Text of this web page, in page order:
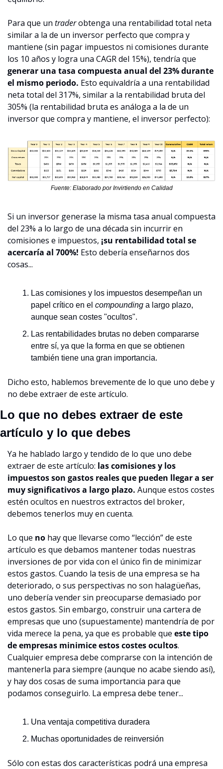
Para que un trader obtenga una rentabilidad total neta
similar a la de un inversor perfecto que compra y
mantiene (sin pagar impuestos ni comisiones durante
generar una tasa compuesta anual del 23% durante
el mismo periodo. Esto equivaldría a una rentabilidad
neta total del 317%, similar a la rentabilidad bruta del
305% (la rentabilidad bruta es análoga a la de un
inversor que compra y mantiene, el inversor perfecto):
Fuente: Elaborado por Invirtiendo en Calidad
Si un inversor generase la misma tasa anual compuesta
del 23% a lo largo de una década sin incurrir en
comisiones e impuestos, ¡su rentabilidad total se
acercaría al 700%! Esto debería enseñarnos dos
cosas...
Las comisiones y los impuestos desempeñan un
papel crítico en el compounding a largo plazo,
aunque sean costes "ocultos".
Las rentabilidades brutas no deben compararse
entre sí, ya que la forma en que se obtienen
también tiene una gran importancia.
Dicho esto, hablemos brevemente de lo que uno debe y
no debe extraer de este artículo.
Lo que no debes extraer de este
artículo y lo que debes
Ya he hablado largo y tendido de lo que uno debe
extraer de este artículo: las comisiones y los
impuestos son gastos reales que pueden llegar a ser
muy significativos a largo plazo. Aunque estos costes
estén ocultos en nuestros extractos del broker,
debemos tenerlos muy en cuenta.
Lo que no hay que llevarse como “lección” de este
artículo es que debamos mantener todas nuestras
inversiones de por vida con el único fin de minimizar
estos gastos. Cuando la tesis de una empresa se ha
deteriorado, o sus perspectivas no son halagüeñas,
uno debería vender sin preocuparse demasiado por
estos gastos. Sin embargo, construir una cartera de
empresas que uno (supuestamente) mantendría de por
vida merece la pena, ya que es probable que este tipo
de empresas minimice estos costes ocultos.
Cualquier empresa debe comprarse con la intención de
mantenerla para siempre (aunque no acabe siendo así),
y hay dos cosas de suma importancia para que
podamos conseguirlo. La empresa debe tener...
Una ventaja competitiva duradera
Muchas oportunidades de reinversión